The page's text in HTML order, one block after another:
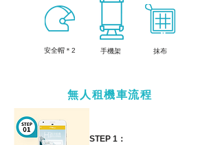
​安全帽＊2 手機架 抹布
無人租機車流程
STEP 1：